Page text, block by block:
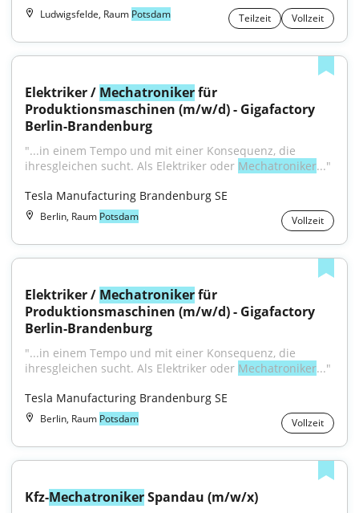
Ludwigsfelde, Raum Potsdam Teilzeit Vollzeit
Elektriker / Mechatroniker für
Produktionsmaschinen (m/w/d) - Gigafactory
Berlin-Brandenburg
"...in einem Tempo und mit einer Konsequenz, die
ihresgleichen sucht. Als Elektriker oder Mechatroniker..."
Tesla Manufacturing Brandenburg SE
Berlin, Raum Potsdam Vollzeit
Elektriker / Mechatroniker für
Produktionsmaschinen (m/w/d) - Gigafactory
Berlin-Brandenburg
"...in einem Tempo und mit einer Konsequenz, die
ihresgleichen sucht. Als Elektriker oder Mechatroniker..."
Tesla Manufacturing Brandenburg SE
Berlin, Raum Potsdam Vollzeit
Kfz-Mechatroniker Spandau (m/w/x)